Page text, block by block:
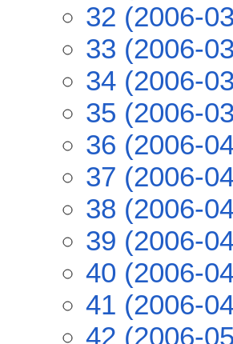
32 (2006-
33 (2006-
34 (2006-
35 (2006-
36 (2006-
37 (2006-
38 (2006-
39 (2006-
40 (2006-
41 (2006-
42 (2006-